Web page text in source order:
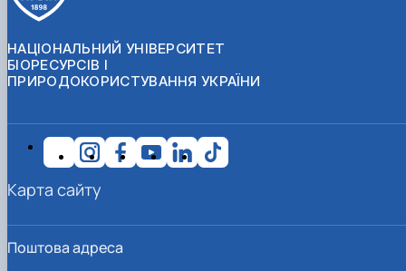
НАЦІОНАЛЬНИЙ УНІВЕРСИТЕТ
БІОРЕСУРСІВ І
ПРИРОДОКОРИСТУВАННЯ УКРАЇНИ
Поштова адреса
Карта сайту